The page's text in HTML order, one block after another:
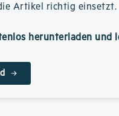
Artikel richtig einsetzt.
herunterladen und